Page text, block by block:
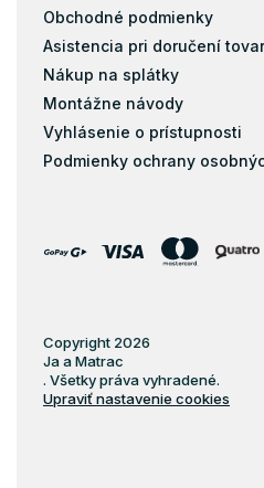
Obchodné podmienky
Asistencia pri doručení
Nákup na splátky
Montážne návody
Vyhlásenie o prístupnosti
Podmienky ochrany
Copyright 2026
Ja a Matrac
. Všetky práva vyhradené.
Upraviť nastavenie cookies